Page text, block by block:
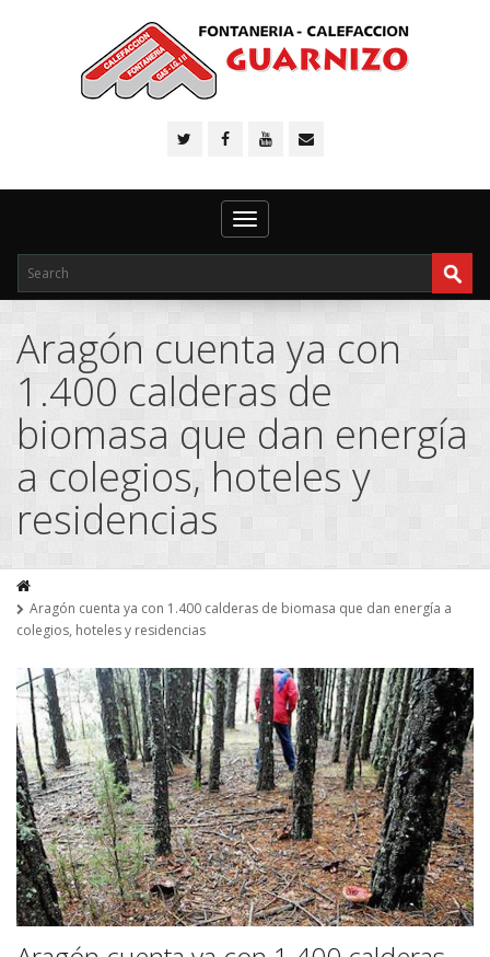
Toggle
navigation
Aragón cuenta ya con
1.400 calderas de
biomasa que dan energía
a colegios, hoteles y
residencias
Aragón cuenta ya con 1.400 calderas de biomasa que dan energía a
colegios, hoteles y residencias